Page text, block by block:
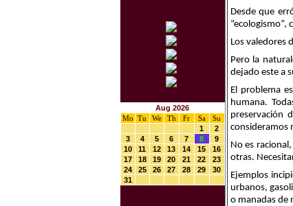
Aug 2026
Mo Tu We Th Fr Sa
Su
1
2
3
4 5 6 7 8
9
10
11 12 13 14 15
16
17
18 19 20 21 22
23
24
25 26 27 28 29
30
31
Desde que
“ecologismo”,
Los valedores
Pero la
dejado este a
El problema
humana.
preservación
consideramos
No es
otras.
Ejemplos
urbanos,
o manadas de